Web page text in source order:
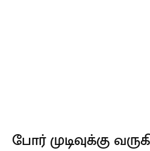
போர் முடிவுக்கு